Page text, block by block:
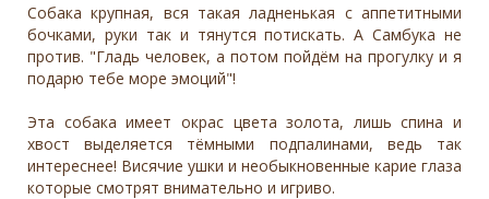
Собака крупная, вся такая ладненькая с аппетитными
бочками, руки так и тянутся потискать. А Самбука не
против. "Гладь человек, а потом пойдём на прогулку и я
подарю тебе море эмоций"!
Эта собака имеет окрас цвета золота, лишь спина и
хвост выделяется тёмными подпалинами, ведь так
интереснее! Висячие ушки и необыкновенные карие глаза
которые смотрят внимательно и игриво.